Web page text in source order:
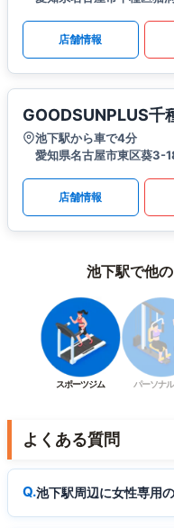
店舗情報
GOODSUNPLUS千
池下駅から車で4分
愛知県名古屋市東区葵3-
店舗情報
池下駅で他
スポーツジム パーソナ
よくある質問
池下駅周辺に女性専用